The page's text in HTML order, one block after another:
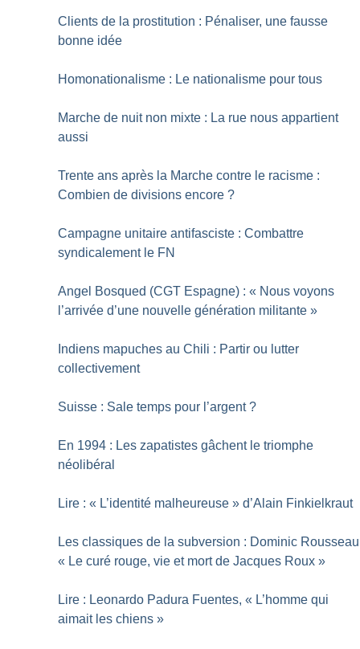
Clients de la prostitution : Pénaliser, une fausse
bonne idée
Homonationalisme : Le nationalisme pour tous
Marche de nuit non mixte : La rue nous appartient
aussi
Trente ans après la Marche contre le racisme :
Combien de divisions encore ?
Campagne unitaire antifasciste : Combattre
syndicalement le FN
Angel Bosqued (CGT Espagne) : « Nous voyons
l’arrivée d’une nouvelle génération militante »
Indiens mapuches au Chili : Partir ou lutter
collectivement
Suisse : Sale temps pour l’argent ?
En 1994 : Les zapatistes gâchent le triomphe
néolibéral
Lire : « L’identité malheureuse » d’Alain Finkielkraut
Les classiques de la subversion : Dominic Rousseau
« Le curé rouge, vie et mort de Jacques Roux »
Lire : Leonardo Padura Fuentes, « L’homme qui
aimait les chiens »